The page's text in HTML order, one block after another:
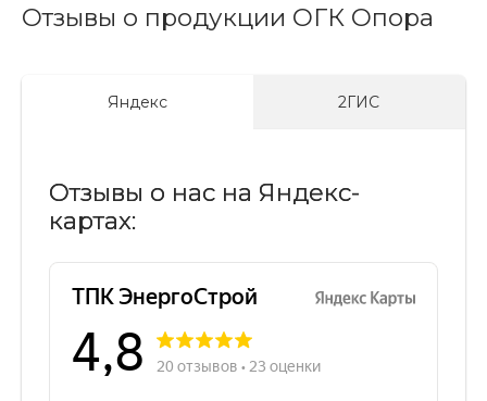
Отзывы о продукции ОГК Опора
Яндекс 2ГИС
Отзывы о нас на Яндекс-
картах: